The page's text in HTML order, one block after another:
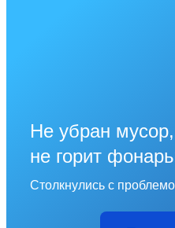
Не убран
не горит
Столкнулись с